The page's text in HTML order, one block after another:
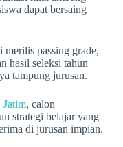
dapat bersaing
merilis passing grade,
hasil seleksi tahun
tampung jurusan.
, calon
strategi belajar yang
di jurusan impian.